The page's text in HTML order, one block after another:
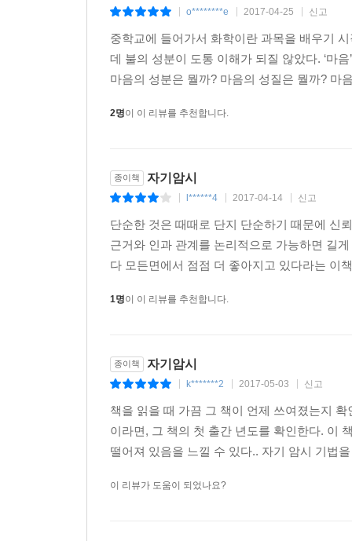
o********e 2017-04-25 신고
중학교에 들어가서 화학이란 과목을 배우기
데 불의 성분이 도통 이해가 되질 않았다. ‘마
마음의 성분은 뭘까? 마음의 성질은 뭘까? 마
2명이 이 리뷰를 추천합니다.
종이책 자기암시
l******4 2017-04-14 신고
단순한 것은 때때로 단지 단순하기 때문에 신
근거와 인과 관계를 논리적으로 가능하면 길
다 모든면에서 점점 더 좋아지고 있다라는 이
1명이 이 리뷰를 추천합니다.
종이책 자기암시
k*******2 2017-05-03 신고
책을 읽을 때 가끔 그 책이 언제 쓰여졌는지
이라면, 그 책의 첫 출간 년도를 확인한다. 이
떨어져 있음을 느낄 수 있다.. 자기 암시 기법
이 리뷰가 도움이 되었나요?